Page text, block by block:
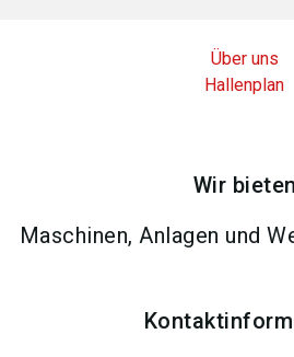
Über uns
Hallenplan
Wir bieten
Maschinen, Anlagen und